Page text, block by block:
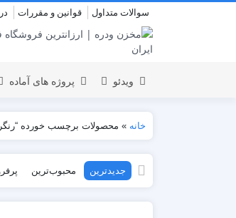
سوالات متداول قوانین و مقررات
ویدئو پروژه های آماده
نمایش لوگو
عروسی
اسلایدشو
خانه » محصولات برچسب خورده
جدیدترین محبوب‌ترین